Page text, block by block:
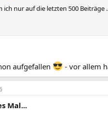
ich nur auf die letzten 500 Beiträge
aufgefallen - vor allem
Mal...